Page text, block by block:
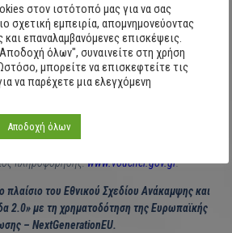
να
πληροφόρησης:www.voucher.gov.gr.
πλαίσιο του Εθνικού Σχεδίου Ανάκαμψης και
2.0» με τη χρηματοδότηση της Ευρωπαϊκής
– NextGenerationEU.
στον ιστότοπό μας για να σας
σχετική εμπειρία, απομνημονεύοντας
και επαναλαμβανόμενες επισκέψεις.
όλων", συναινείτε στη χρήση
μπορείτε να επισκεφτείτε τις
να παρέχετε μια ελεγχόμενη
Αποδοχή όλων